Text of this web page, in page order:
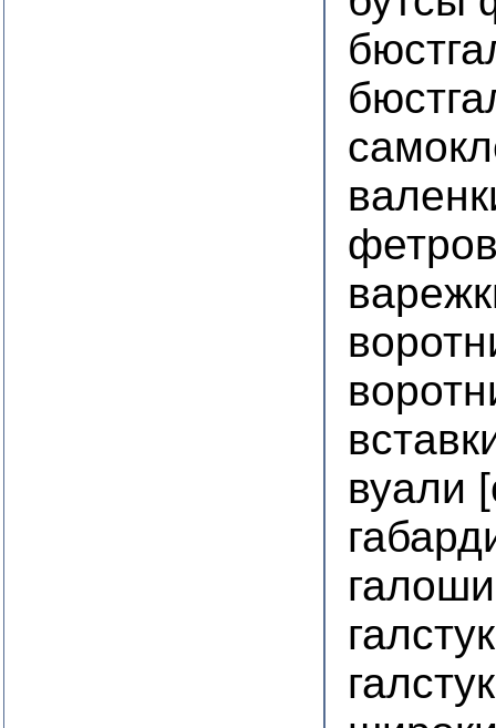
вуали
галоши